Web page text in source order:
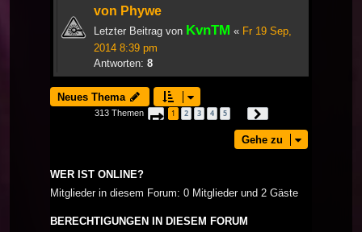
von Phywe
Letzter Beitrag von KvnTM « Fr 19 Sep,
2014 8:39 pm
Antworten: 8
Neues Thema
313 Themen Seite 1von 11
1 2 3 4 5
Gehe zu
WER IST ONLINE?
Mitglieder in diesem Forum: 0 Mitglieder und 2 Gäste
BERECHTIGUNGEN IN DIESEM FORUM